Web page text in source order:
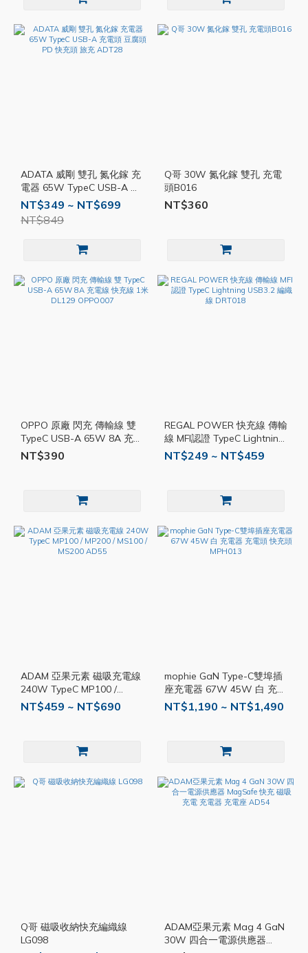
ADATA 威剛 雙孔 氮化鎵 充
電器 65W TypeC USB-A 充
電頭 豆腐頭 PD 快充頭 旅充
ADT28
NT$349 ~ NT$699
NT$849
Q哥 30W 氮化鎵 雙孔 充電
頭B016
NT$360
OPPO 原廠 閃充 傳輸線 雙
TypeC USB-A 65W 8A 充電
線 快充線 1米 DL129
OPPO007
NT$390
REGAL POWER 快充線 傳輸
線 MFI認證 TypeC Lightning
USB3.2 編織線 DRT018
NT$249 ~ NT$459
ADAM 亞果元素 磁吸充電線
240W TypeC MP100 /
MP200 / MS100 / MS200
AD55
NT$459 ~ NT$690
mophie GaN Type-C雙埠插
座充電器 67W 45W 白 充電
器 充電頭 快充頭 MPH013
NT$1,190 ~ NT$1,490
Q哥 磁吸收納快充編織線
LG098
ADAM亞果元素 Mag 4 GaN
30W 四合一電源供應器